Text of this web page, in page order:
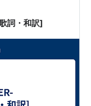
ください。 では別
詞・和訳]